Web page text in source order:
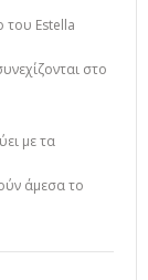
του Estella
στο
με τα
άμεσα το